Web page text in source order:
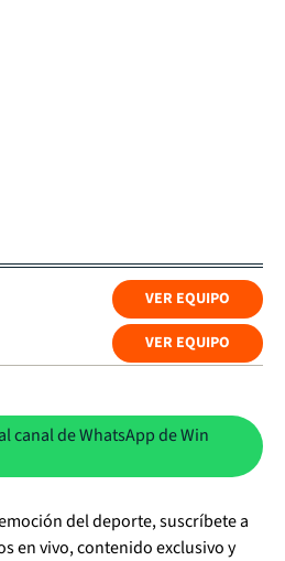
VER EQUIPO
VER EQUIPO
canal de WhatsApp de Win
del deporte, suscríbete a
en vivo, contenido exclusivo y